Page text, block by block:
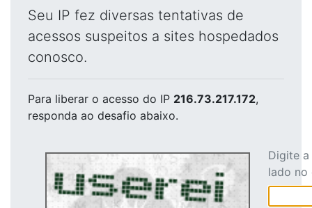
Seu IP fez diversas tentativas de
acessos suspeitos a sites hospedados
conosco.
Para liberar o acesso do IP 216.73.217.172,
responda ao desafio abaixo.
Digite
lado no